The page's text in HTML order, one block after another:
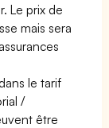
Le prix de
mais sera
le tarif
/
être